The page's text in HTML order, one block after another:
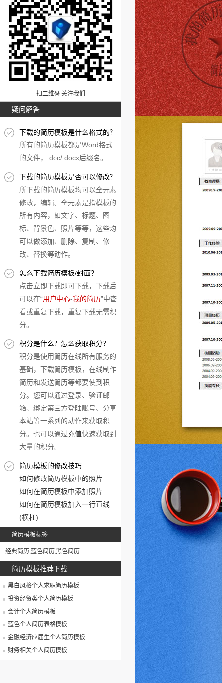
扫二维码 关注我们
疑问解答
下载的简历模板是什么格式的？
所有的简历模板都是Word格式
的文件，.doc/.docx后缀名。
下载的简历模板是否可以修改？
所下载的简历模板均可以全元素
修改，编辑。全元素是指模板的
所有内容，如文字、标题、图
标、背景色、照片等等，这些均
可以做添加、删除、复制、修
改、替换等动作。
怎么下载简历模板/封面？
点击立即下载即可下载，下载后
可以在“用户中心-我的简历”中查
看或重复下载，重复下载无需积
分。
积分是什么？怎么获取积分？
积分是使用简历在线所有服务的
基础，下载简历模板，在线制作
简历和发送简历等都要使到积
分。您可以通过登录、验证邮
箱、绑定第三方登陆账号、分享
本站等一系列的动作来获取积
分。也可以通过充值快速获取到
大量的积分。
简历模板的修改技巧
如何修改简历模板中的照片
如何在简历模板中添加照片
如何在简历模板加入一行直线
(横杠)
简历模板标签
经典简历,蓝色简历,黑色简历
简历模板推荐下载
黑白风格个人求职简历模板
投资经贸类个人简历模板
会计个人简历模板
蓝色个人简历表格模板
金融经济应届生个人简历模板
财务相关个人简历模板